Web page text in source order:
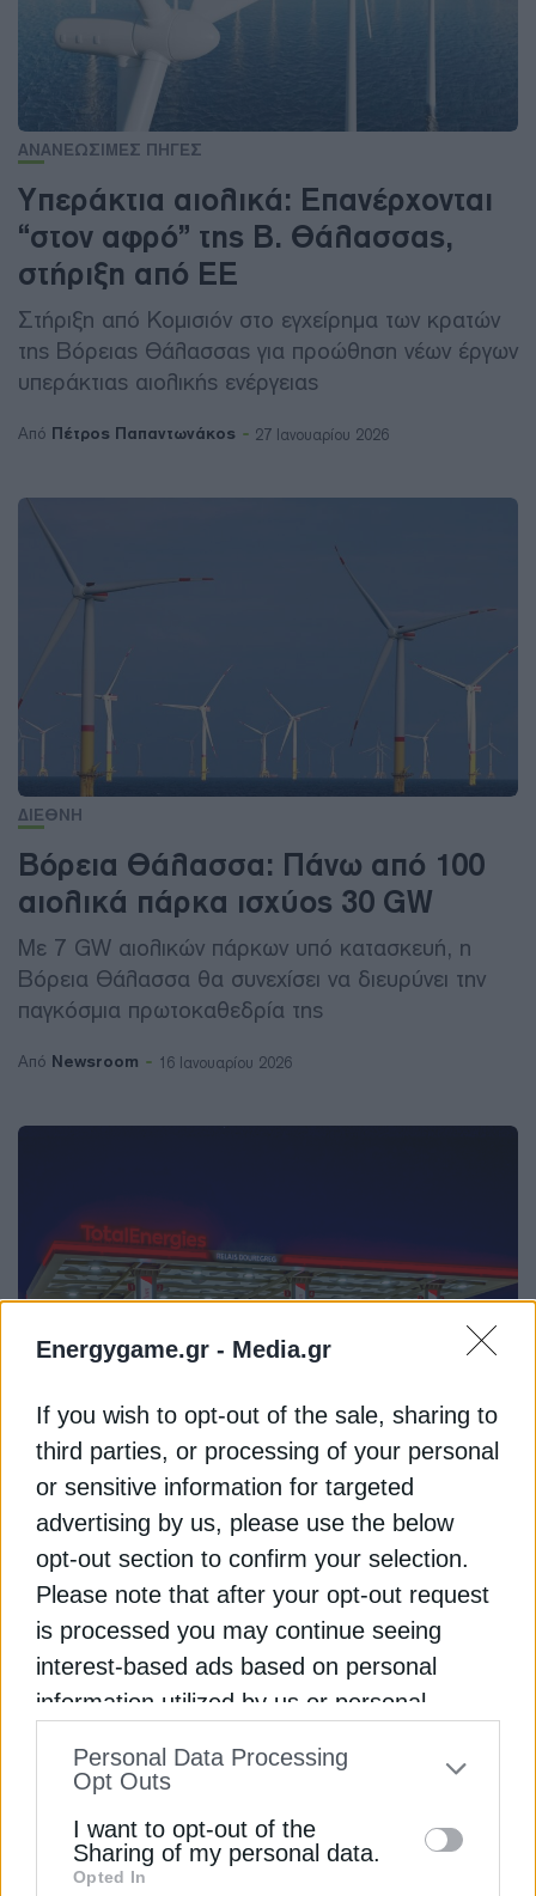
Energygame.gr - Media.gr
If you wish to opt-out of the sale, sharing to
third parties, or processing of your personal
or sensitive information for targeted
advertising by us, please use the below
opt-out section to confirm your selection.
Please note that after your opt-out request
is processed you may continue seeing
interest-based ads based on personal
information utilized by us or personal
to your opt-out. You may separately opt-out
information by third parties on the IAB’s list
of downstream participants. This
Personal Data Processing
Opt Outs
I want to opt-out of the
Sharing of my personal data.
Opted In
ΑΝΑΝΕΩΣΙΜΕΣ ΠΗΓΕΣ
Υπεράκτια αιολικά: Επανέρχονται
“στον αφρό” της Β. Θάλασσας,
στήριξη από ΕΕ
Στήριξη από Κομισιόν στο εγχείρημα των κρατών
της Βόρειας Θάλασσας για προώθηση νέων έργων
υπεράκτιας αιολικής ενέργειας
Από Πέτρος Παπαντωνάκος 27 Ιανουαρίου 2026
ΔΙΕΘΝΗ
Βόρεια Θάλασσα: Πάνω από 100
αιολικά πάρκα ισχύος 30 GW
Με 7 GW αιολικών πάρκων υπό κατασκευή, η
Βόρεια Θάλασσα θα συνεχίσει να διευρύνει την
παγκόσμια πρωτοκαθεδρία της
Από Newsroom 16 Ιανουαρίου 2026
ΔΙΕΘΝΗ
ΤotalEnergies: Ανοίγει νέο
κεφάλαιο με την είσοδό της στη
Wall Street
Η TotalEnergies εισέρχεται στη Wall Street και
συγχωνεύεται με Neo Next, με σκοπό να
ενισχύσει τη χρηματιστηριακή εικόνα και την
παραγωγή της
Newsroom 10 Δεκεμβρίου 2025
Εγγραφή στο Newsletter